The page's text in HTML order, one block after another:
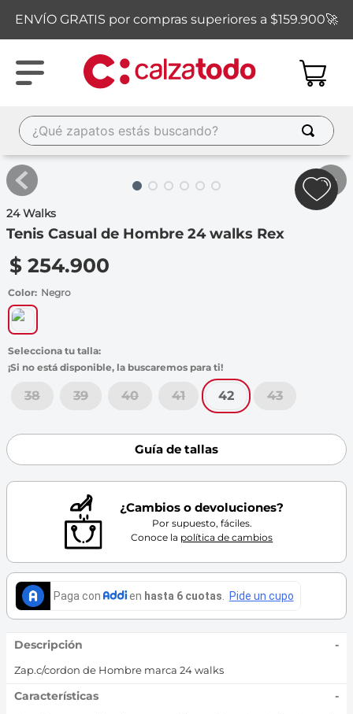
ENVÍO GRATIS por compras superiores a $159.900🚀
¿Qué zapatos estás buscando?
24 Walks
Tenis Casual de Hombre 24 walks Rex
$ 254.900
Color Negro
38 39 40 41 42 43
Guía de tallas
¿Cambios o devoluciones?
Por supuesto, fáciles.
Conoce la política de cambios
Descripción -
Zap.c/cordon de Hombre marca 24 walks
Características -
TÉRMINOS MÁS BUSCADOS
1 .
2.
sandalias
3.
carolina cruz
4.
ipanema
5.
tacones
7.
tenis
10. bubble gummers